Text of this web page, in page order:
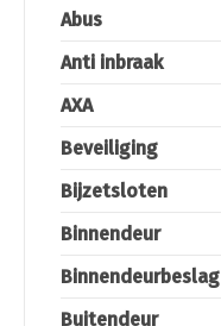
Abus
Anti inbraak
AXA
Beveiliging
Bijzetsloten
Binnendeur
Binnendeurbeslag
Buitendeur